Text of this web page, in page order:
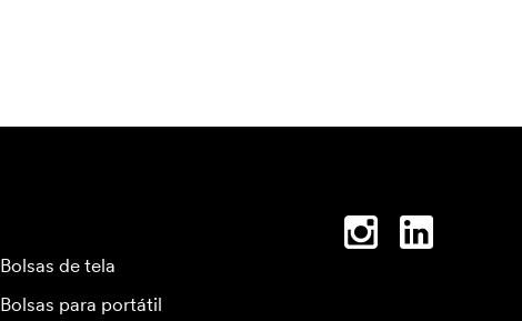
Bolsas de tela
Bolsas para portátil